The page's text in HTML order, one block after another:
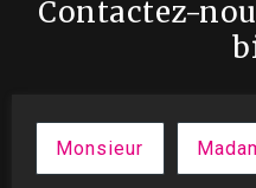
Contactez-
Civilité :
Monsieur